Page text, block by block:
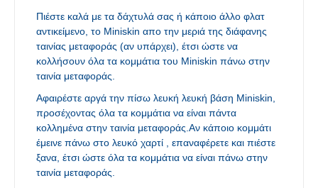
Πιέστε καλά με τα δάχτυλά σας ή κάποιο άλλο φλατ
αντικείμενο, το Miniskin απο την μεριά της διάφανης
ταινίας μεταφοράς (αν υπάρχει), έτσι ώστε να
κολλήσουν όλα τα κομμάτια του Miniskin πάνω στην
ταινία μεταφοράς.
Αφαιρέστε αργά την πίσω λευκή λευκή βάση Miniskin,
προσέχοντας όλα τα κομμάτια να είναι πάντα
κολλημένα στην ταινία μεταφοράς.Αν κάποιο κομμάτι
έμεινε πάνω στο λευκό χαρτί , επαναφέρετε και πιέστε
ξανα, έτσι ώστε όλα τα κομμάτια να είναι πάνω στην
ταινία μεταφοράς.